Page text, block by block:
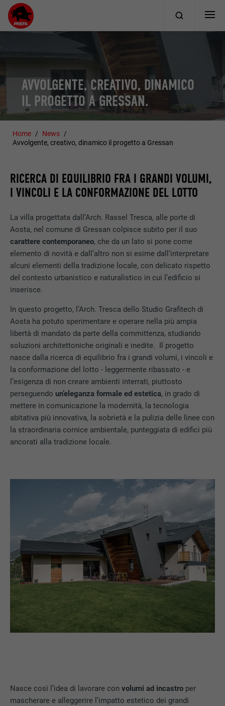
AVVOLGENTE, CREATIVO, DINAMICO
IL PROGETTO A GRESSAN.
Home
News
Avvolgente, creativo, dinamico il progetto a Gressan
RICERCA DI EQUILIBRIO FRA I GRANDI VOLUMI,
I VINCOLI E LA CONFORMAZIONE DEL LOTTO
La villa progettata dall’Arch. Rassel Tresca, alle porte di
Aosta, nel comune di Gressan colpisce subito per il suo
carattere contemporaneo, che da un lato si pone come
elemento di novità e dall’altro non si esime dall’interpretare
alcuni elementi della tradizione locale, con delicato rispetto
del contesto urbanistico e naturalistico in cui l’edificio si
inserisce.
In questo progetto, l’Arch. Tresca dello Studio Grafitech di
Aosta ha potuto sperimentare e operare nella più ampia
libertà di mandato da parte della committenza, studiando
soluzioni architettoniche originali e inedite. Il progetto
nasce dalla ricerca di equilibrio fra i grandi volumi, i vincoli e
la conformazione del lotto - leggermente ribassato - e
l’esigenza di non creare ambienti interrati, piuttosto
perseguendo un’eleganza formale ed estetica, in grado di
mettere in comunicazione la modernità, la tecnologia
abitativa più innovativa, la sobrietà e la pulizia delle linee con
la straordinaria cornice ambientale, punteggiata di edifici più
ancorati alla tradizione locale.
Nasce così l’idea di lavorare convolumi ad incastro per
mascherare e alleggerire l’impatto estetico dei grandi